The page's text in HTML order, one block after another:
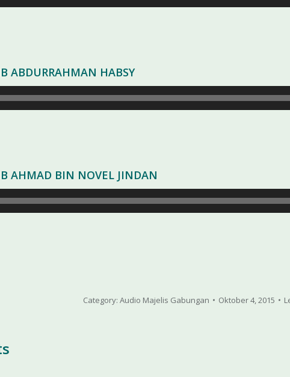
ABDURRAHMAN HABSY
AHMAD BIN NOVEL JINDAN
Category: Audio Majelis Gabungan Oktober 4, 2015